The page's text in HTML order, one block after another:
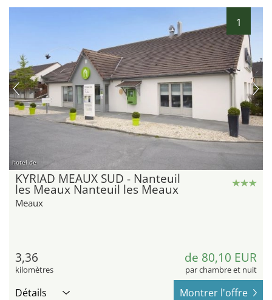
1
hotel.de
KYRIAD MEAUX SUD - Nanteuil
les Meaux Nanteuil les Meaux
Meaux
3,36
kilomètres
de 80,10 EUR
par chambre et nuit
Détails Montrer l'offre